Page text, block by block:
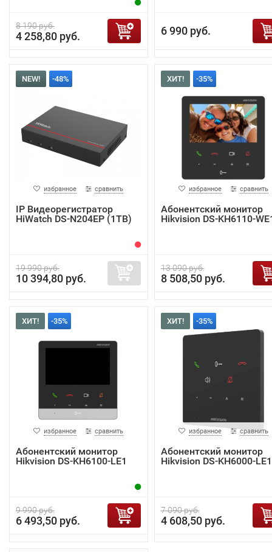
8 190 руб.
4 258,80 руб. 6 990 руб.
NEW! -48%
избранное сравнить
IP Видеорегистратор
HiWatch DS-N204EP (1TB)
19 990 руб.
10 394,80 руб.
ХИТ! -35%
избранное сравнить
Абонентский монитор
Hikvision DS-KH6110-
13 090 руб.
8 508,50 руб.
ХИТ! -35%
избранное сравнить
Абонентский монитор
Hikvision DS-KH6100-LE1
9 990 руб.
6 493,50 руб.
ХИТ! -35%
избранное сравнить
Абонентский монитор
Hikvision DS-KH6000-LE1
7 090 руб.
4 608,50 руб.